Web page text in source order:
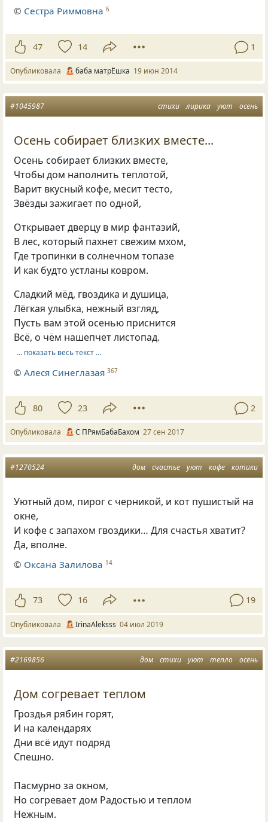
© Сестра Риммовна 6
47 14 1
Опубликовала баба матрЁшка 19 июн 2014
стихи лирика уют осень
#1045987
Осень собирает близких вместе...
Осень собирает близких вместе,
Чтобы дом наполнить теплотой,
Варит вкусный кофе, месит тесто,
Звёзды зажигает по одной,
Открывает дверцу в мир фантазий,
В лес, который пахнет свежим мхом,
Где тропинки в солнечном топазе
И как будто устланы ковром.
Сладкий мёд, гвоздика и душица,
Лёгкая улыбка, нежный взгляд,
Пусть вам этой осенью приснится
Всё, о чём нашепчет листопад.
… показать весь текст …
©Алеся Синеглазая 367
80 23 2
Опубликовала С ПРямБабаБахом 27 сен 2017
дом счастье уют кофе котики
#1270524
Уютный дом, пирог с черникой, и кот пушистый на
окне,
И кофе с запахом гвоздики… Для счастья хватит?
Да, вполне.
© Оксана Залилова 14
73 16 19
Опубликовала IrinaAleksss 04 июл 2019
дом стихи уют тепло осень
#2169856
Дом согревает теплом
Гроздья рябин горят,
И на календарях
Дни всё идут подряд
Спешно.
Пасмурно за окном,
Но согревает дом Радостью и теплом
Нежным.